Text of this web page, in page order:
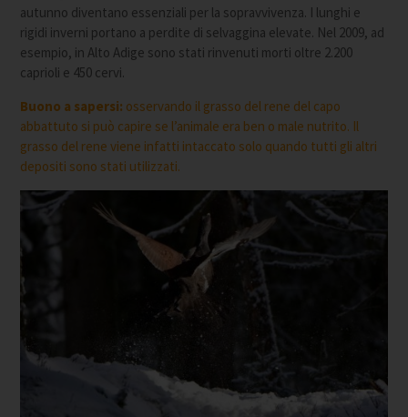
autunno diventano essenziali per la sopravvivenza. I lunghi e
rigidi inverni portano a perdite di selvaggina elevate. Nel 2009, ad
esempio, in Alto Adige sono stati rinvenuti morti oltre 2.200
caprioli e 450 cervi.
Buono a sapersi: osservando il grasso del rene del capo
abbattuto si può capire se l’animale era ben o male nutrito. Il
grasso del rene viene infatti intaccato solo quando tutti gli altri
depositi sono stati utilizzati.